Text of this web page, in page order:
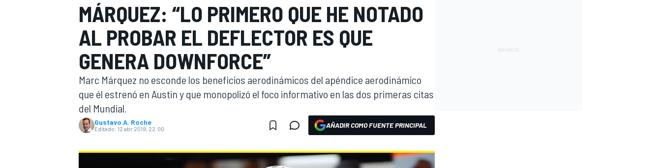
WEC FÓRMULA E
MÁRQUEZ: “LO PRIMERO QUE HE NOTADO
AL PROBAR EL DEFLECTOR ES QUE
GENERA DOWNFORCE”
Marc Márquez no esconde los beneficios aerodinámicos del apéndice aerodinámico
que él estrenó en Austin y que monopolizó el foco informativo en las dos primeras citas
del Mundial.
Gustavo A. Roche
Editado: 12 abr 2019, 22:00 AÑADIR COMO FUENTE PRINCIPAL